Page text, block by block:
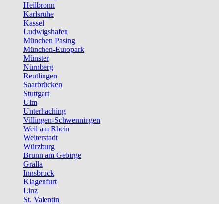
Heilbronn
Karlsruhe
Kassel
Ludwigshafen
München Pasing
München-Europark
Münster
Nürnberg
Reutlingen
Saarbrücken
Stuttgart
Ulm
Unterhaching
Villingen-Schwenningen
Weil am Rhein
Weiterstadt
Würzburg
Brunn am Gebirge
Gralla
Innsbruck
Klagenfurt
Linz
St. Valentin